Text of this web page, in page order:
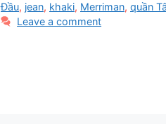
Đầu, jean, khaki, Merriman, quần
Leave a comment